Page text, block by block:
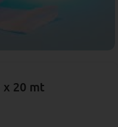
x 20 mt